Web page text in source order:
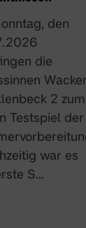
den
Mecklenbeck
ersten
war es
S…